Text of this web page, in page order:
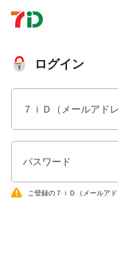
ログイン
７ｉＤ（メールアド
パスワード
ご登録の７ｉＤ（メールア